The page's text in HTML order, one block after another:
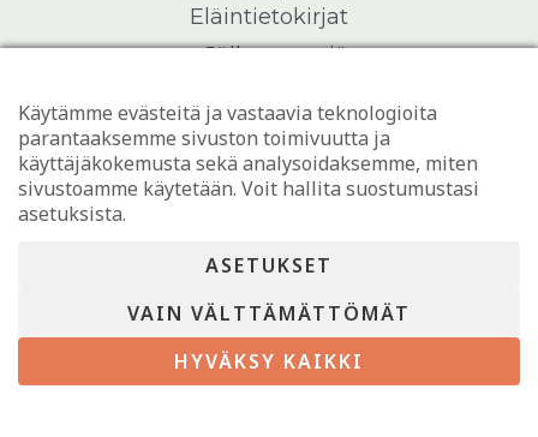
Eläintietokirjat
Jälleenmyyjät
Yhteystiedot
Copyright © 2026 Sanasilta |Tietosuojaseloste| Sivuston
toteutus Digimys Oy
Käytämme evästeitä ja vastaavia teknologioita
parantaaksemme sivuston toimivuutta ja
käyttäjäkokemusta sekä analysoidaksemme, miten
sivustoamme käytetään. Voit hallita suostumustasi
asetuksista.
ASETUKSET
VAIN VÄLTTÄMÄTTÖMÄT
HYVÄKSY KAIKKI